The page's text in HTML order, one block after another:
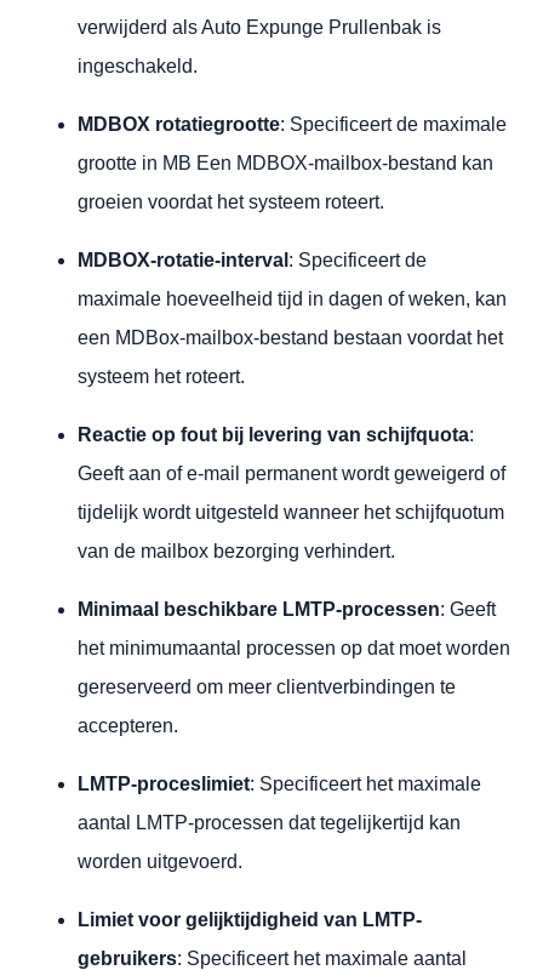
verwijderd als Auto Expunge Prullenbak is
ingeschakeld.
MDBOX rotatiegrootte: Specificeert de maximale
grootte in MB Een MDBOX-mailbox-bestand kan
groeien voordat het systeem roteert.
MDBOX-rotatie-interval : Specificeert de
maximale hoeveelheid tijd in dagen of weken, kan
een MDBox-mailbox-bestand bestaan voordat het
systeem het roteert.
Reactie op fout bij levering van schijfquota:
Geeft aan of e-mail permanent wordt geweigerd of
tijdelijk wordt uitgesteld wanneer het schijfquotum
van de mailbox bezorging verhindert.
Minimaal beschikbare LMTP-processen: Geeft
het minimumaantal processen op dat moet worden
gereserveerd om meer clientverbindingen te
accepteren.
LMTP-proceslimiet: Specificeert het maximale
aantal LMTP-processen dat tegelijkertijd kan
worden uitgevoerd.
Limiet voor gelijktijdigheid van LMTP-
gebruikers: Specificeert het maximale aantal